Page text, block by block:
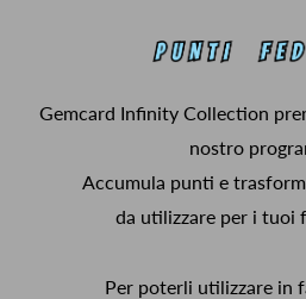
Gemcard Infinity Collection
nostro
Accumula punti e
da utilizzare per i tuoi
Per poterli utilizzare in